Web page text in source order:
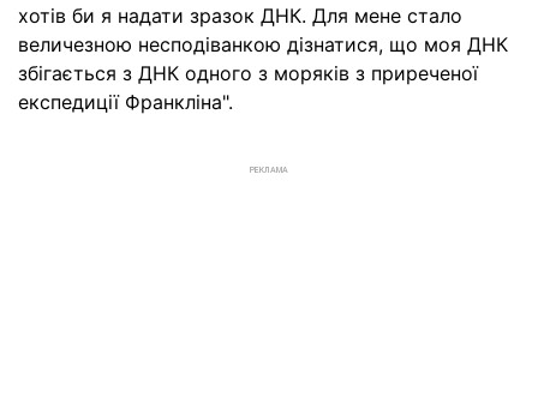
хотів би я надати зразок ДНК. Для мене стало
величезною несподіванкою дізнатися, що моя ДНК
збігається з ДНК одного з моряків з приреченої
експедиції Франкліна".
РЕКЛАМА